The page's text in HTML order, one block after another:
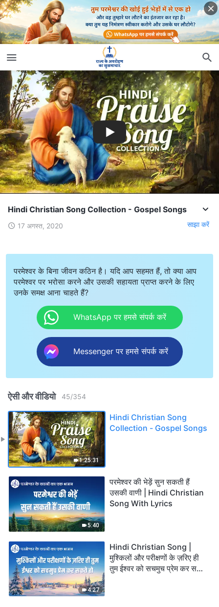
Hindi Christian Song Collection - Gospel Songs
17 अगस्त, 2020 साझा करें
परमेश्वर के बिना जीवन कठिन है। यदि आप सहमत हैं, तो क्या आप
परमेश्वर पर भरोसा करने और उसकी सहायता प्राप्त करने के लिए
उनके समक्ष आना चाहते हैं?
WhatsApp पर हमसे संपर्क करें
Messenger पर हमसे संपर्क करें
ऐसी और वीडियो 45/354
1:25:31
Hindi Christian Song
Collection - Gospel Songs
5:40
परमेश्वर की भेड़ें सुन सकती हैं
उसकी वाणी | Hindi Christian
Song With Lyrics
4:27
Hindi Christian Song |
मुश्किलों और परीक्षणों के ज़रिए ही
तुम ईश्वर को सचमुच प्रेम कर सकते